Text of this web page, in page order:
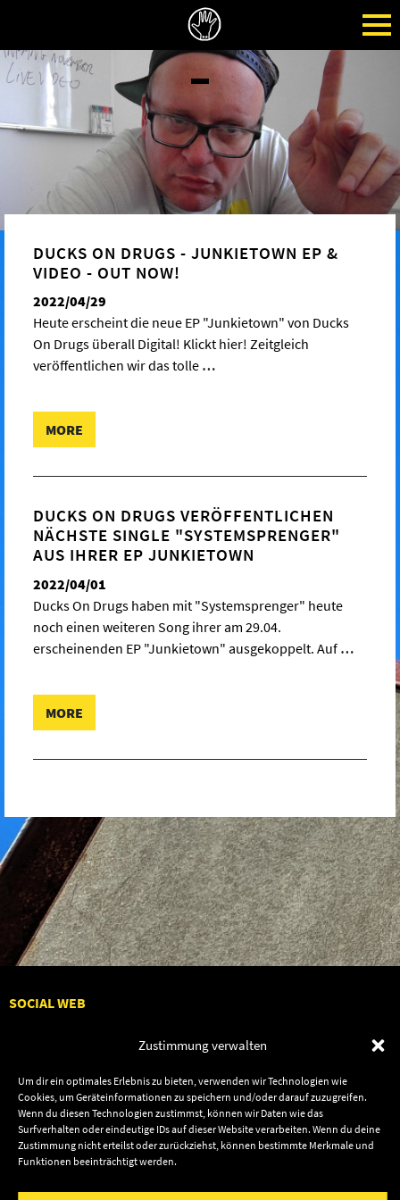
Zustimmung verwalten
Um dir ein optimales Erlebnis zu bieten, verwenden wir Technologien wie
Cookies, um Geräteinformationen zu speichern und/oder darauf zuzugreifen.
Wenn du diesen Technologien zustimmst, können wir Daten wie das
Surfverhalten oder eindeutige IDs auf dieser Website verarbeiten. Wenn du deine
Zustimmung nicht erteilst oder zurückziehst, können bestimmte Merkmale und
Funktionen beeinträchtigt werden.
DUCKS ON DRUGS - JUNKIETOWN EP &
VIDEO - OUT NOW!
2022/04/29
Heute erscheint die neue EP "Junkietown" von Ducks
On Drugs überall Digital! Klickt hier! Zeitgleich
veröffentlichen wir das tolle …
MORE
DUCKS ON DRUGS VERÖFFENTLICHEN
NÄCHSTE SINGLE "SYSTEMSPRENGER"
AUS IHRER EP JUNKIETOWN
2022/04/01
Ducks On Drugs haben mit "Systemsprenger" heute
noch einen weiteren Song ihrer am 29.04.
erscheinenden EP "Junkietown" ausgekoppelt. Auf …
MORE
SOCIAL WEB
Audiolith
News
Artists
Contact Us
Dates
Shop